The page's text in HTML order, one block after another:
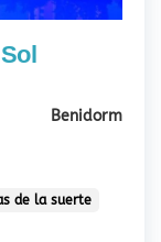
Benidorm
de la suerte